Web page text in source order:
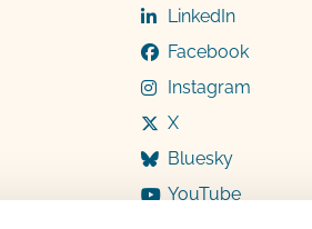
LinkedIn
Facebook
Instagram
X
Bluesky
YouTube